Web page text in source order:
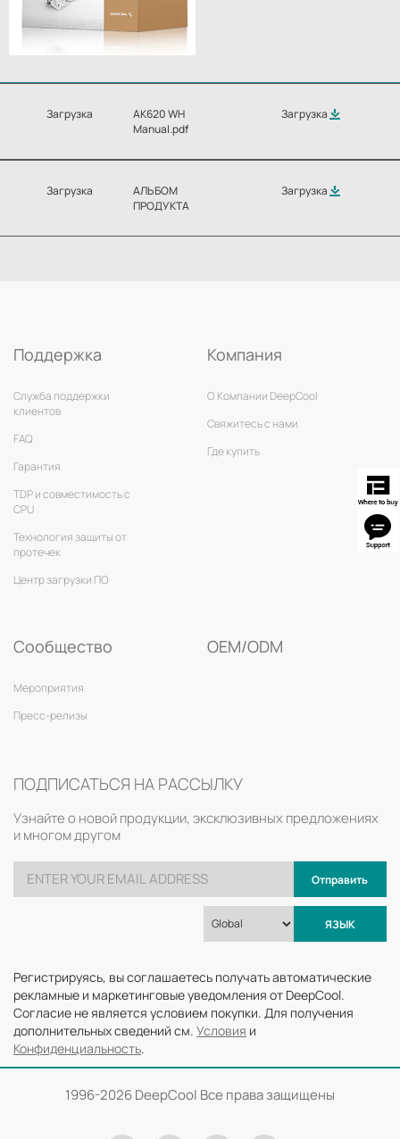
Загрузка
AK620 WH
Manual.pdf
Загрузка
Загрузка
АЛЬБОМ
ПРОДУКТА
Загрузка
Поддержка
Служба поддержки
клиентов
FAQ
Гарантия
TDP и совместимость с
CPU
Технология защиты от
протечек
Центр загрузки ПО
Компания
О Компании DeepCool
Свяжитесь с нами
Где купить
Сообщество
Мероприятия
Пресс-релизы
OEM/ODM
ПОДПИСАТЬСЯ НА РАССЫЛКУ
Узнайте о новой продукции, эксклюзивных предложениях
и многом другом
Отправить
ЯЗЫК
Регистрируясь, вы соглашаетесь получать автоматические
рекламные и маркетинговые уведомления от DeepCool.
Согласие не является условием покупки. Для получения
дополнительных сведений см. Условия и
Конфиденциальность.
1996-2026 DeepCool Все права защищены